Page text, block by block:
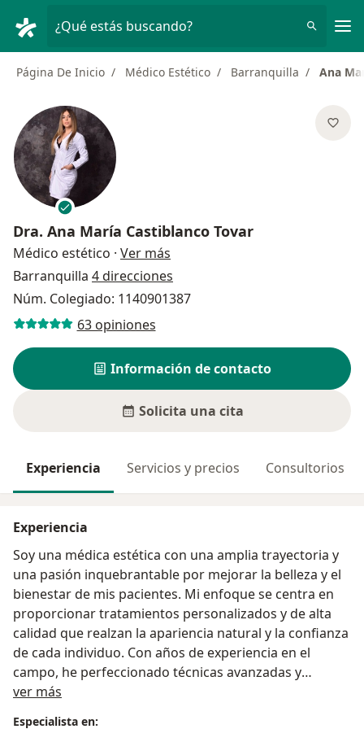
¿Qué estás buscando?
Página De Inicio Médico Estético Barranquilla Ana
Dra. Ana María Castiblanco Tovar
Médico estético · Ver más
Barranquilla 4 direcciones
Núm. Colegiado: 1140901387
63 opiniones
Información de contacto
Solicita una cita
Experiencia Servicios y precios Consultorios
Experiencia
Soy una médica estética con una amplia trayectoria y
una pasión inquebrantable por mejorar la belleza y el
bienestar de mis pacientes. Mi enfoque se centra en
proporcionar tratamientos personalizados y de alta
calidad que realzan la apariencia natural y la confianza
de cada individuo. Con años de experiencia en el
campo, he perfeccionado técnicas avanzadas y
adoptado las últimas innovaciones en medicina
ver más
Especialista en: